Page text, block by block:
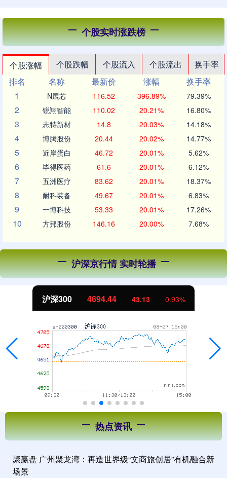
个股实时涨跌榜
个股涨幅 个股跌幅 个股流入 个股流出
换手率
排名
名称 最新价 涨幅
换手率
1
N展芯 116.52 396.89% 79.39%
2 锐翔智能 110.02 20.21% 16.80%
3 志特新材 14.8 20.03% 14.18%
4 博腾股份 20.44 20.02% 14.77%
5 近岸蛋白 46.72 20.01% 5.62%
6 毕得医药 61.6 20.01% 6.12%
7 五洲医疗 83.62 20.01% 18.37%
8 耐科装备 49.67 20.01% 6.83%
9 一博科技 53.33 20.01% 17.26%
10 方邦股份 146.16 20.00% 7.68%
沪深京行情 实时轮播
北证50 1134.24
热点资讯
聚赢盘 广州聚龙湾：再造世界级“文商旅创居”有机融合新
场景